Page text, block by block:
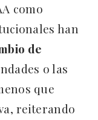
como
han
de
o las
que
reiterando